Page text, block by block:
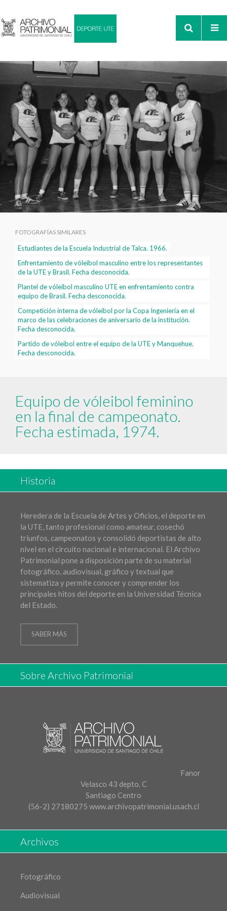
FOTOGRAFÍAS SIMILARES
Estudiantes de la Escuela Industrial de Talca. 1966.
Enfrentamiento de vóleibol masculino entre los representantes
de la UTE y Brasil. Fecha desconocida.
Plantel de vóleibol masculino UTE en enfrentamiento contra
equipo de Brasil. Fecha desconocida.
Competición interna de vóleibol por la Copa Ingeniería en el
marco de las celebraciones de aniversario de la institución.
Fecha desconocida.
Partido de vóleibol entre el equipo de la UTE y Manquehue.
Fecha desconocida.
Equipo de vóleibol feminino
en la final de campeonato.
Fecha estimada, 1974.
Historia
Heredera de la Escuela de Artes y Oficios, el deporte en
la UTE, tanto profesional como amateur, cosechó
triunfos, campeonatos y consolidó deportistas de alto
nivel en el circuito nacional e internacional. El Archivo
Patrimonial pone a disposición parte de su material
fotográfico, audiovisual, gráfico y textual que
sistematiza y permite conocer y comprender los
principales hitos del deporte en la Universidad Técnica
del Estado.
SABER MÁS
Sobre Archivo Patrimonial
Fanor
Velasco 43 depto. C
Santiago Centro
(56-2) 27180275 www.archivopatrimonial.usach.cl
Archivos
Fotográfico
Audiovisual